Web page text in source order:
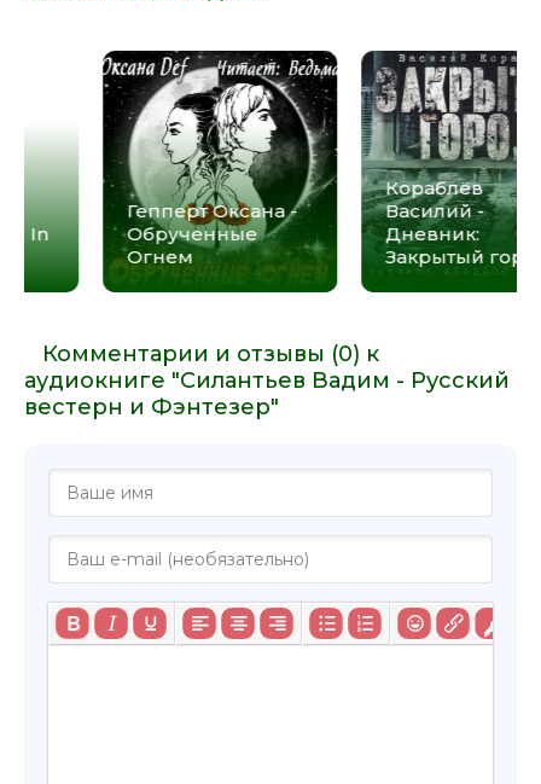
Шекли Роберт -
Бесконечный
вестерн
Сурков
Александр - Pig In
A Poke
Комментарии и отзывы (0) к
аудиокниге "Силантьев Вадим - Русский
вестерн и Фэнтезер"